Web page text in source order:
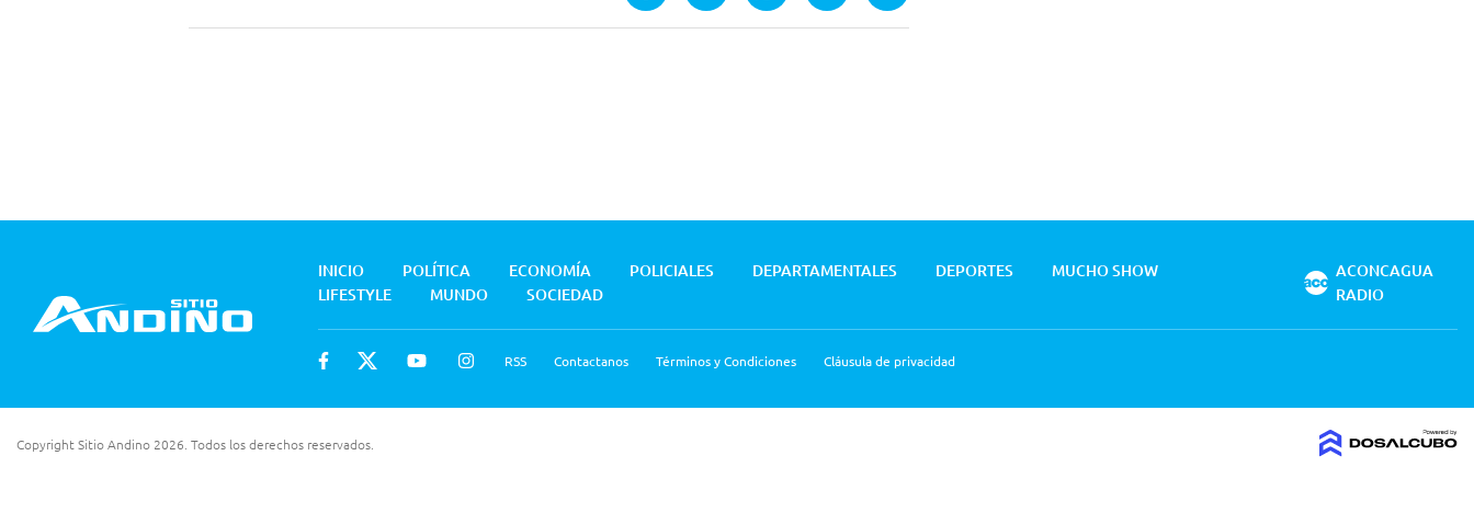
INICIO POLÍTICA ECONOMÍA POLICIALES DEPARTAMENTALES DEPORTES
MUCHO SHOW
LIFESTYLE
MUNDO SOCIEDAD
RSS Contactanos Términos y Condiciones Cláusula de privacidad
ACONCAGUA
RADIO
Copyright Sitio Andino 2026. Todos los derechos reservados.